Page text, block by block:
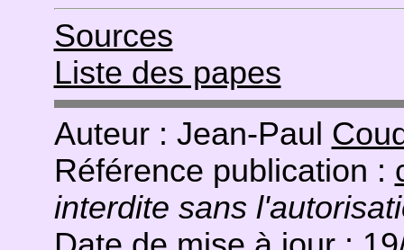
Sources
Liste des papes
Auteur : Jean-Paul
Référence publication :
interdite sans